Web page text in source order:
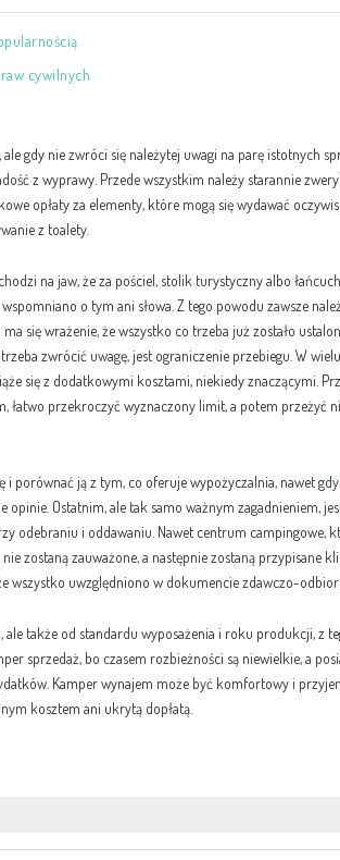
cywilnych
gdy nie zwróci się należytej uwagi na parę istotnych
z wyprawy. Przede wszystkim należy starannie
opłaty za elementy, które mogą się wydawać
z toalety.
na jaw, że za pościel, stolik turystyczny albo
o tym ani słowa. Z tego powodu zawsze
się wrażenie, że wszystko co trzeba już zostało
zwrócić uwagę, jest ograniczenie przebiegu. W
się z dodatkowymi kosztami, niekiedy znaczącymi.
łatwo przekroczyć wyznaczony limit, a potem przeżyć
i porównać ją z tym, co oferuje wypożyczalnia, nawet gdy
Ostatnim, ale tak samo ważnym zagadnieniem,
odebraniu i oddawaniu. Nawet centrum campingowe,
zostaną zauważone, a następnie zostaną przypisane
wszystko uwzględniono w dokumencie zdawczo-
także od standardu wyposażenia i roku produkcji, z
sprzedaż, bo czasem rozbieżności są niewielkie, a
Kamper wynajem może być komfortowy i
kosztem ani ukrytą dopłatą.